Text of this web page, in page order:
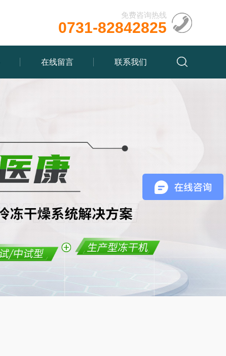
免费咨询热线
0731-82842825
在线留言 联系我们